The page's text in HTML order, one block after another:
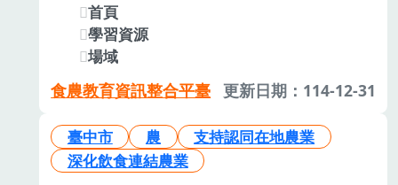
首頁
學習資源
場域
食農教育資訊整合平臺 更新日期：114-12-31
臺中市 農
支持認同在地農業
深化飲食連結農業